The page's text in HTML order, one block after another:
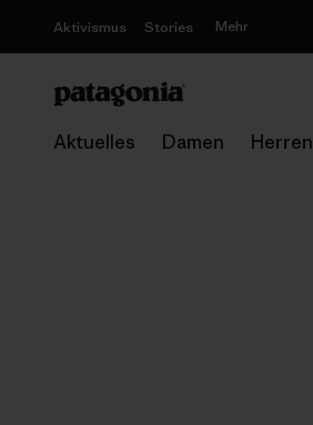
Aktivismus Stories Mehr
Aktuelles Damen Herren